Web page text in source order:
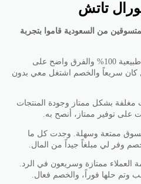
تاتش
من السعودية قاموا بتجربة
المنتجات طبيعية 100% والفرق واضح على
كان سريعاً والخصم اشتغل معي بدون
بشكل ممتاز وجودة المنتجات
على توفير ممتاز، أنصح به.
ممتعة وسهلة. وجدت كل ما
وفر لي مبلغاً جيداً من المال.
العملاء ممتازة وسريعون في الرد.
حلها فوراً، والخصم فعال.